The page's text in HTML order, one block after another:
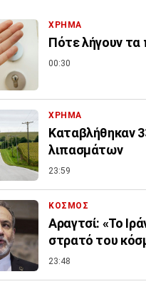
ΧΡΗΜΑ
Πότε λήγουν τα
00:30
ΧΡΗΜΑ
Καταβλήθηκαν
λιπασμάτων
23:59
ΚΟΣΜΟΣ
Αραγτσί: «Το
στρατό του
23:48